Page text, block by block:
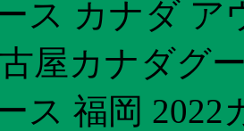
ス カナダ ア
屋カナダグ
ス 福岡